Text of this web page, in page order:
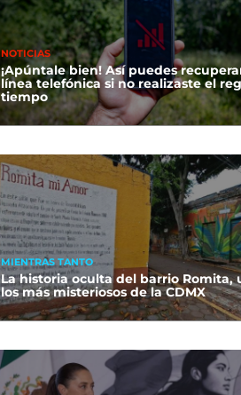
NOTICIAS
¡Apúntale bien! Así puedes
línea telefónica si no realizaste el
tiempo
MIENTRAS TANTO
La historia oculta del barrio Romita,
los más misteriosos de la CDMX